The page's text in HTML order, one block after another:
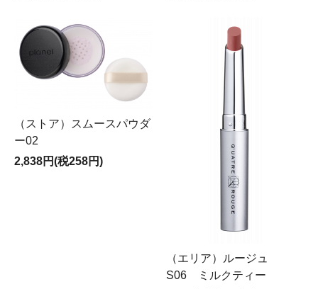
（ストア）スムースパウダ
ー02
2,838円(税258円)
（エリア）ルージュ
S06 ミルクティー